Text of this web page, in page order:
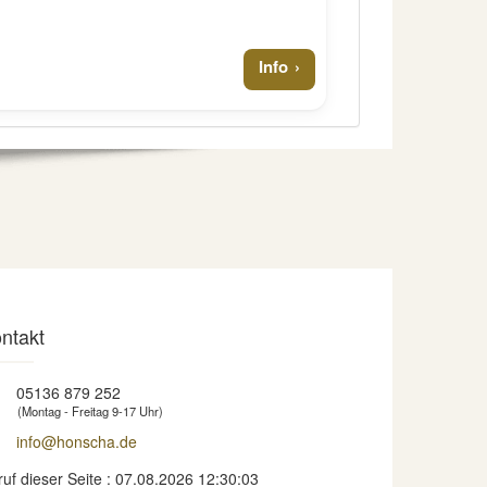
Info
05136 879 252
(Montag - Freitag 9-17 Uhr)
info@honscha.de
dieser Seite : 07.08.2026 12:30:03